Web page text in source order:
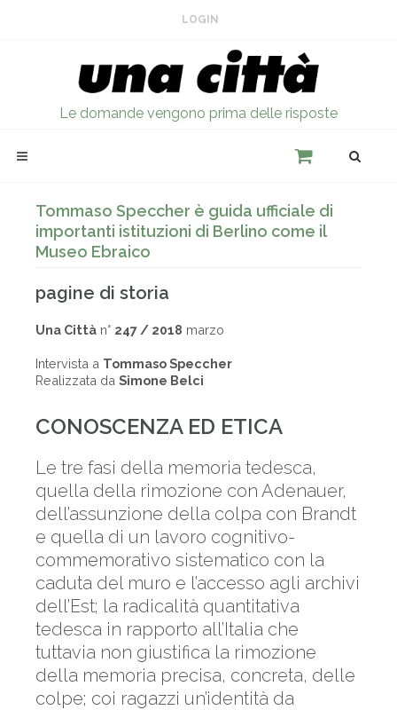
LOGIN
Le domande vengono prima delle risposte
Tommaso Speccher è guida ufficiale di
importanti istituzioni di Berlino come il
Museo Ebraico
pagine di storia
Una Città n° 247 / 2018 marzo
Intervista a Tommaso Speccher
Realizzata da Simone Belci
CONOSCENZA ED ETICA
Le tre fasi della memoria tedesca,
quella della rimozione con Adenauer,
dell’assunzione della colpa con Brandt
e quella di un lavoro cognitivo-
commemorativo sistematico con la
caduta del muro e l’accesso agli archivi
dell’Est; la radicalità quantitativa
tedesca in rapporto all’Italia che
tuttavia non giustifica la rimozione
della memoria precisa, concreta, delle
colpe; coi ragazzi un’identità da